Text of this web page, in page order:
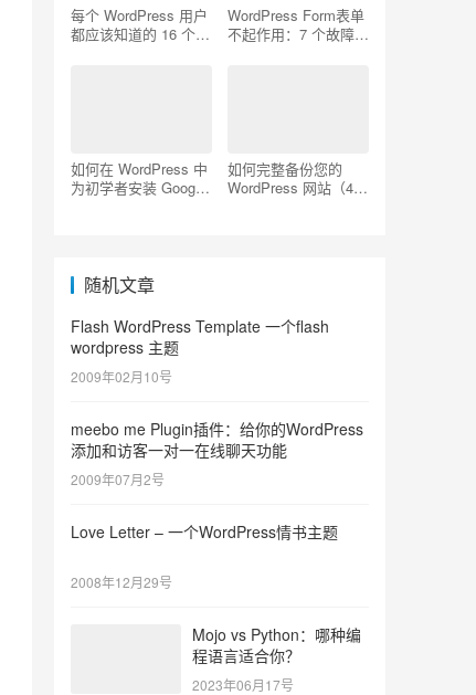
每个 WordPress 用户
都应该知道的 16 个
WordPress Form表单
不起作用：7 个故障排
如何在 WordPress 中
为初学者安装 Google
如何完整备份您的
WordPress 网站（4
随机文章
Flash WordPress Template 一个flash
wordpress 主题
2009年02月10号
meebo me Plugin插件：给你的WordPress
添加和访客一对一在线聊天功能
2009年07月2号
Love Letter – 一个WordPress情书主题
2008年12月29号
Mojo vs Python：哪种编
程语言适合你？
2023年06月17号